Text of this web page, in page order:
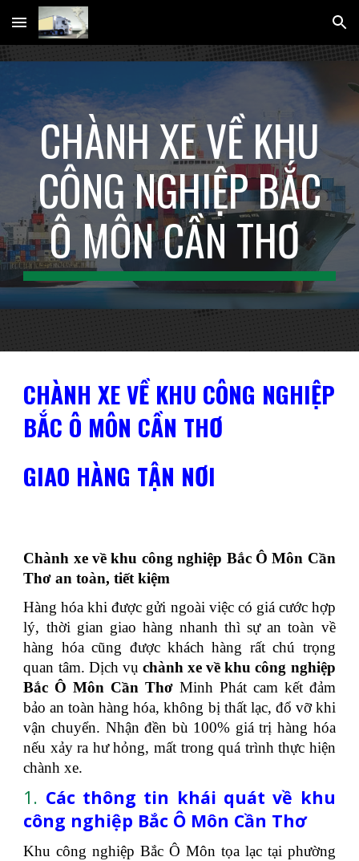
Skip to main content Skip to navigation
CHÀNH XE VỀ KHU
CÔNG NGHIỆP BẮC
Ô MÔN CẦN THƠ
CHÀNH XE VỀ KHU CÔNG NGHIỆP
BẮC Ô MÔN CẦN THƠ
GIAO HÀNG TẬN NƠI
Chành xe về khu công nghiệp Bắc Ô Môn Cần
Thơ an toàn, tiết kiệm
Hàng hóa khi được gửi ngoài việc có giá cước hợp
lý, thời gian giao hàng nhanh thì sự an toàn về
hàng hóa cũng được khách hàng rất chú trọng
quan tâm. Dịch vụ chành xe về khu công nghiệp
Bắc Ô Môn Cần Thơ Minh Phát cam kết đảm
bảo an toàn hàng hóa, không bị thất lạc, đổ vỡ khi
vận chuyển. Nhận đền bù 100% giá trị hàng hóa
nếu xảy ra hư hỏng, mất trong quá trình thực hiện
chành xe.
1. Các thông tin khái quát về khu
công nghiệp Bắc Ô Môn Cần Thơ
Khu công nghiệp Bắc Ô Môn tọa lạc tại phường